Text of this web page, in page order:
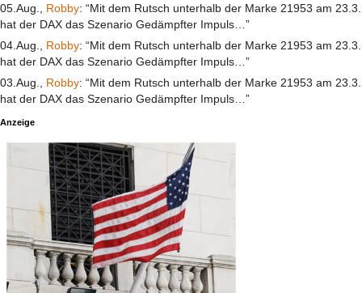
05.Aug., Robby: “Mit dem Rutsch unterhalb der Marke 21953 am 23.3.
hat der DAX das Szenario Gedämpfter Impuls…”
04.Aug., Robby: “Mit dem Rutsch unterhalb der Marke 21953 am 23.3.
hat der DAX das Szenario Gedämpfter Impuls…”
03.Aug., Robby: “Mit dem Rutsch unterhalb der Marke 21953 am 23.3.
hat der DAX das Szenario Gedämpfter Impuls…”
Anzeige